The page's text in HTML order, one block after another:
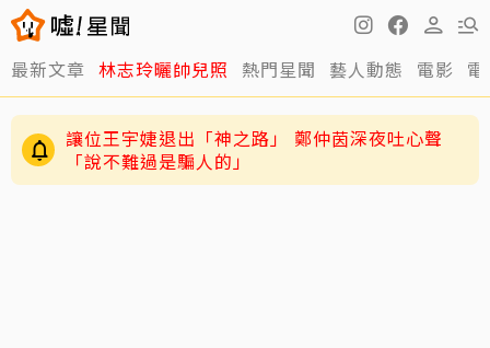
最新文章 林志玲曬帥兒照 熱門星聞 藝人動態 電影
讓位王宇婕退出「神之路」 鄭仲茵深夜吐心聲
「說不難過是騙人的」